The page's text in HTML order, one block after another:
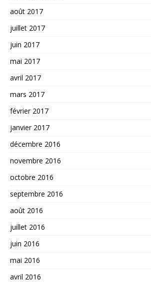
août 2017
juillet 2017
juin 2017
mai 2017
avril 2017
mars 2017
février 2017
janvier 2017
décembre 2016
novembre 2016
octobre 2016
septembre 2016
août 2016
juillet 2016
juin 2016
mai 2016
avril 2016